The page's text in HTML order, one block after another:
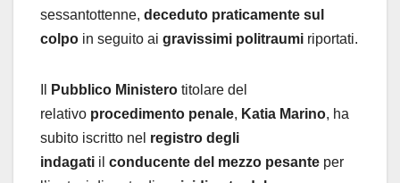
sessantottenne, deceduto praticamente sul
colpo in seguito ai gravissimi politraumi riportati.
Pubblico Ministero titolare del
relativo procedimento penale, Katia Marino, ha
subito iscritto nel registro degli
indagati il conducente del mezzo pesante per